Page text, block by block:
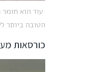
עור הוא
הטובה ביותר
כורסאות